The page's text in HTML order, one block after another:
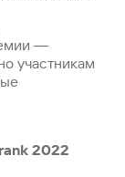
―
участникам
2022